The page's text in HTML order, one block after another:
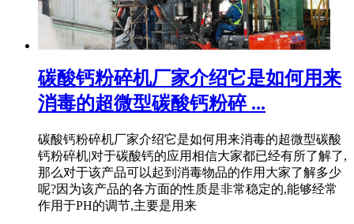
碳酸钙粉碎机厂家介绍它是如何用来
消毒的超微型碳酸钙粉碎 ...
碳酸钙粉碎机厂家介绍它是如何用来消毒的超微型碳酸
钙粉碎机|对于碳酸钙的应用相信大家都已经有所了解了,
那么对于该产品可以起到消毒物品的作用大家了解多少
呢?因为该产品的各方面的性质是非常稳定的,能够经常
作用于PH的调节,主要是用来